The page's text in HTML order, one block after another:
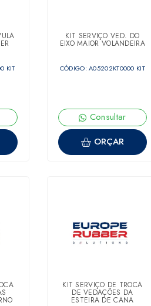
KIT
KIT SERVIÇO VED. DO
EIXO MAIOR VOLANDEIRA
CÓDIGO: A05202KT0000 KIT
Consultar
ORÇAR
KIT SERVIÇO DE TROCA
DE VEDAÇÕES DA
ESTEIRA DE CANA